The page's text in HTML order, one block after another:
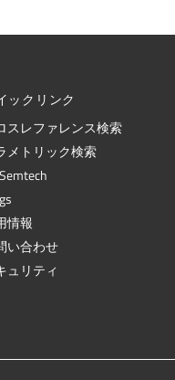
ックリンク
スレファレンス検索
メトリック検索
情報
い合わせ
ュリティ